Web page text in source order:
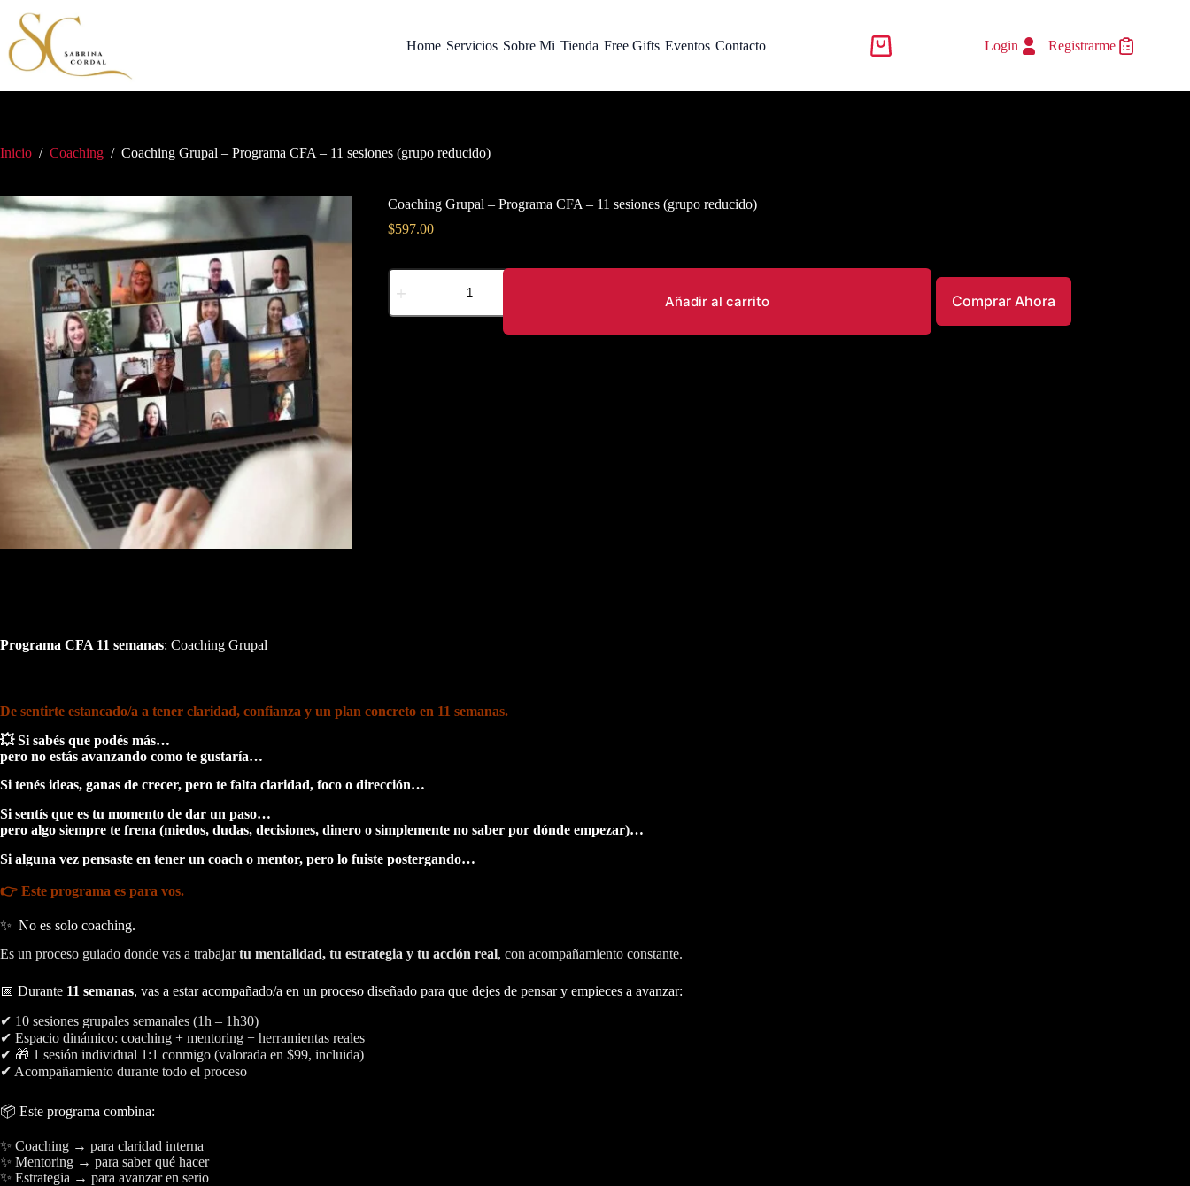
Home Servicios Sobre Mi Tienda Free Gifts Eventos Contacto Login Registrarme
Inicio / Coaching / Coaching Grupal – Programa CFA – 11 sesiones (grupo reducido)
Coaching Grupal – Programa CFA – 11 sesiones (grupo reducido)
$597.00
Añadir al carrito Comprar Ahora
Programa CFA 11 semanas: Coaching Grupal
De sentirte estancado/a a tener claridad, confianza y un plan concreto en 11 semanas.
💥 Si sabés que podés más…
pero no estás avanzando como te gustaría…
Si tenés ideas, ganas de crecer, pero te falta claridad, foco o dirección…
Si sentís que es tu momento de dar un paso…
pero algo siempre te frena (miedos, dudas, decisiones, dinero o simplemente no saber por dónde empezar)…
Si alguna vez pensaste en tener un coach o mentor, pero lo fuiste postergando…
👉 Este programa es para vos.
✨ No es solo coaching.
Es un proceso guiado donde vas a trabajartu mentalidad, tu estrategia y tu acción real, con acompañamiento constante.
📅 Durante 11 semanas, vas a estar acompañado/a en un proceso diseñado para que dejes de pensar y empieces a avanzar:
✔ 10 sesiones grupales semanales (1h – 1h30)
✔ Espacio dinámico: coaching + mentoring + herramientas reales
✔ 🎁 1 sesión individual 1:1 conmigo (valorada en $99, incluida)
✔ Acompañamiento durante todo el proceso
📦 Este programa combina:
✨ Coaching → para claridad interna
✨ Mentoring → para saber qué hacer
✨ Estrategia → para avanzar en serio